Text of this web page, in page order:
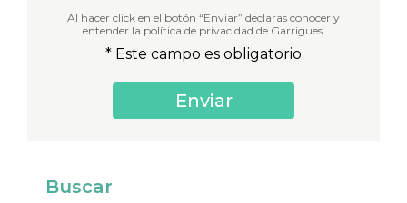
Al hacer click en el botón “Enviar” declaras conocer y
entender la política de privacidad de Garrigues.
* Este campo es obligatorio
Buscar